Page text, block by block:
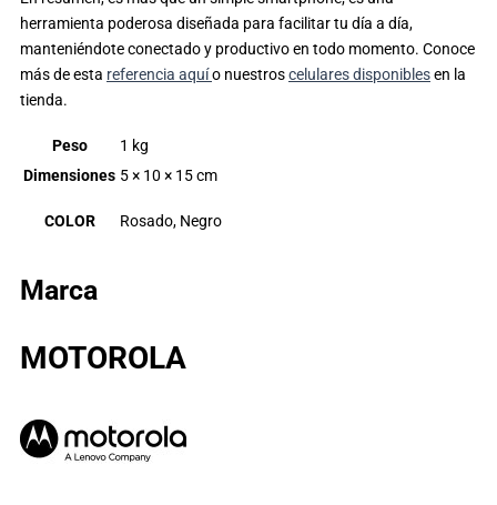
herramienta poderosa diseñada para facilitar tu día a día,
manteniéndote conectado y productivo en todo momento. Conoce
más de esta referencia aquío nuestroscelulares disponiblesen la
tienda.
Peso
1 kg
Dimensiones 5 × 10 × 15 cm
COLOR Rosado, Negro
Marca
MOTOROLA